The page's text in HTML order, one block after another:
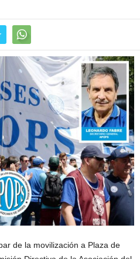
de la movilización a Plaza de